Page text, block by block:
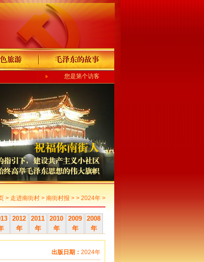
您是第个访客
> 走进南街村> 南街村报 > > 2024年>
2012
年
2011
年
2010
年
2009
年
2008
年
出版日期： 2024年